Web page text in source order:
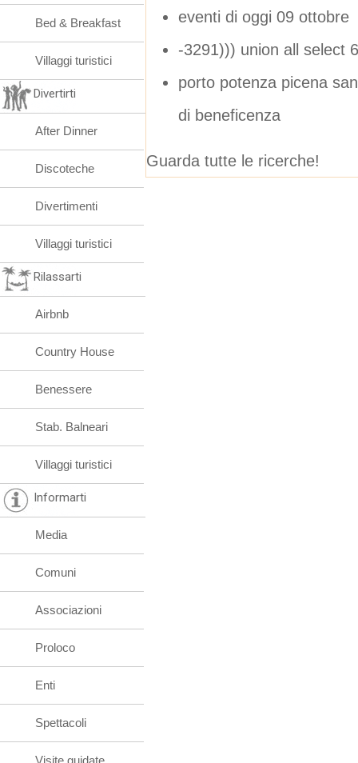
eventi di oggi 09 ottobre
-3291))) union all select
porto potenza picena
di beneficenza
Guarda tutte le ricerche!
Bed & Breakfast
Villaggi turistici
Divertirti
After Dinner
Discoteche
Divertimenti
Villaggi turistici
Rilassarti
Airbnb
Country House
Benessere
Stab. Balneari
Villaggi turistici
Informarti
Media
Comuni
Associazioni
Proloco
Enti
Spettacoli
Visite guidate